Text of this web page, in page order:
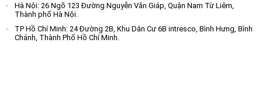
Hà Nội: 26 Ngõ 123 Đường Nguyễn Văn Giáp, Quận Nam Từ Liêm,
Thành phố Hà Nội.
TP Hồ Chí Minh: 24 Đường 2B, Khu Dân Cư 6B intresco, Bình Hưng, Bình
Chánh, Thành Phố Hồ Chí Minh.